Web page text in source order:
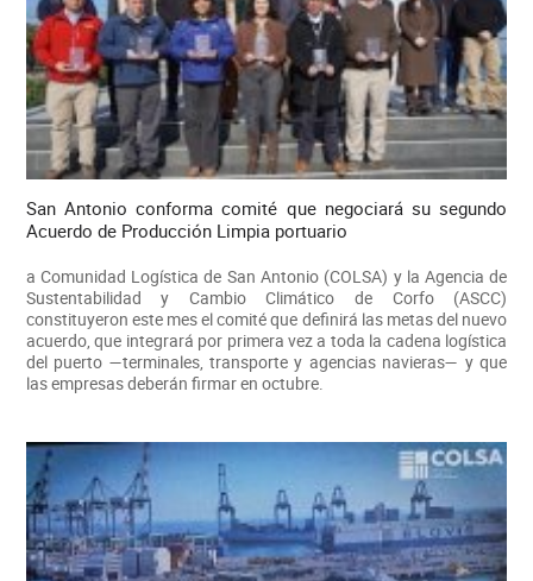
San Antonio conforma comité que negociará su segundo
Acuerdo de Producción Limpia portuario
a Comunidad Logística de San Antonio (COLSA) y la Agencia de
Sustentabilidad y Cambio Climático de Corfo (ASCC)
constituyeron este mes el comité que definirá las metas del nuevo
acuerdo, que integrará por primera vez a toda la cadena logística
del puerto —terminales, transporte y agencias navieras— y que
las empresas deberán firmar en octubre.